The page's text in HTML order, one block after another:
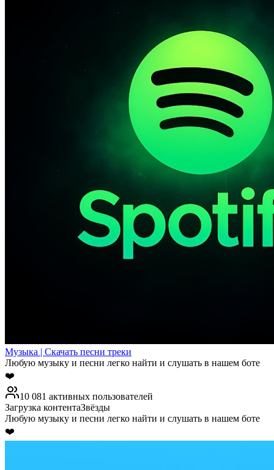
Музыка | Скачать песни треки
Любую музыку и песни легко найти и слушать в нашем боте
❤️
10 081 активных пользователей
Загрузка контентаЗвёзды
Любую музыку и песни легко найти и слушать в нашем боте
❤️